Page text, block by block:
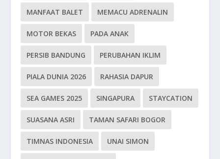
MANFAAT BALET MEMACU ADRENALIN
MOTOR BEKAS PADA ANAK
PERSIB BANDUNG PERUBAHAN IKLIM
PIALA DUNIA 2026 RAHASIA DAPUR
SEA GAMES 2025 SINGAPURA STAYCATION
SUASANA ASRI TAMAN SAFARI BOGOR
TIMNAS INDONESIA UNAI SIMON